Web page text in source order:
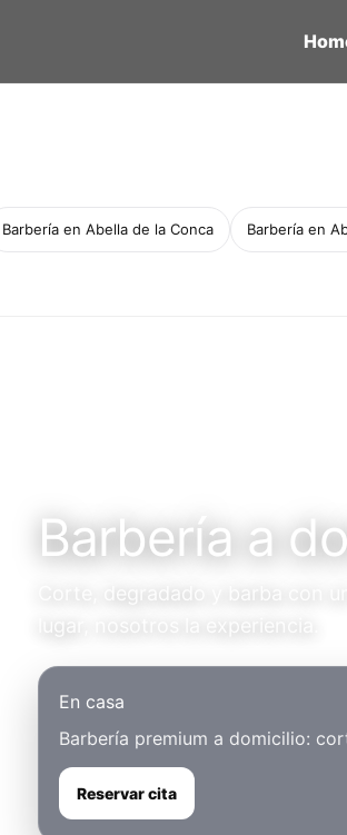
Barbería en Abella de la Conca Barbería en
Barbería a
Corte, degradado y barba con
En casa
Barbería premium a domicilio:
Reservar cita